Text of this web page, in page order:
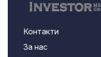
Контакти
За нас